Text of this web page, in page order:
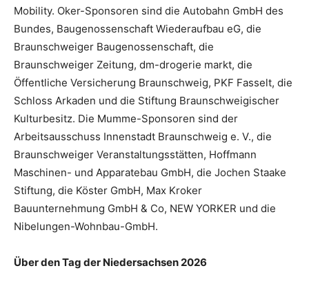
Mobility. Oker-Sponsoren sind die Autobahn GmbH des
Bundes, Baugenossenschaft Wiederaufbau eG, die
Braunschweiger Baugenossenschaft, die
Braunschweiger Zeitung, dm-drogerie markt, die
Öffentliche Versicherung Braunschweig, PKF Fasselt, die
Schloss Arkaden und die Stiftung Braunschweigischer
Kulturbesitz. Die Mumme-Sponsoren sind der
Arbeitsausschuss Innenstadt Braunschweig e. V., die
Braunschweiger Veranstaltungsstätten, Hoffmann
Maschinen- und Apparatebau GmbH, die Jochen Staake
Stiftung, die Köster GmbH, Max Kroker
Bauunternehmung GmbH & Co, NEW YORKER und die
Nibelungen-Wohnbau-GmbH.
Über den Tag der Niedersachsen 2026